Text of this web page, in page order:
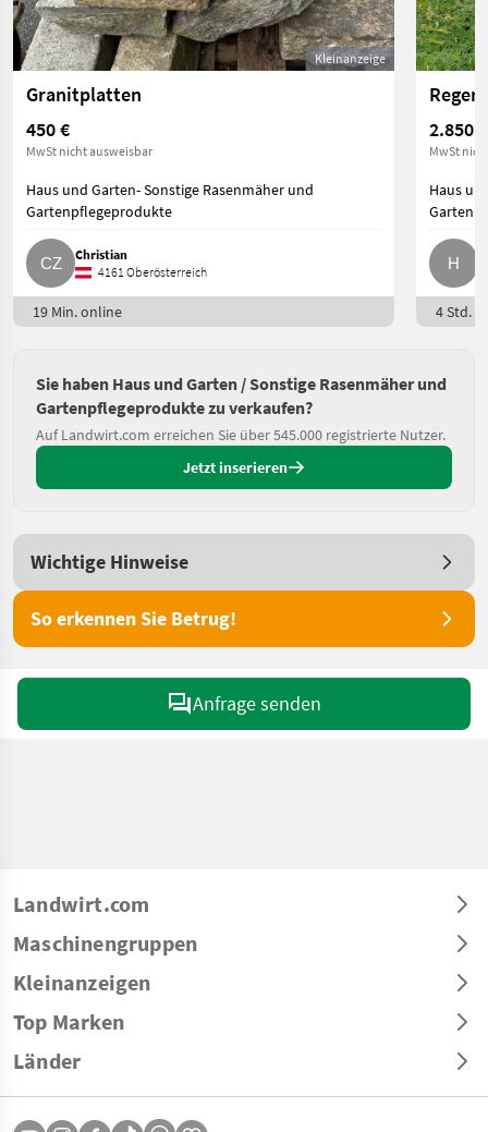
Kleinanzeige
Granitplatten
450 €
MwSt nicht ausweisbar
Haus und Garten- Sonstige Rasenmäher und
Gartenpflegeprodukte
Christian
4161 Oberösterreich
19 Min. online
2.850 €
MwSt
Haus
4 Std.
Sie haben Haus und Garten / Sonstige Rasenmäher und
Gartenpflegeprodukte zu verkaufen?
Auf Landwirt.com erreichen Sie über 545.000 registrierte Nutzer.
Jetzt inserieren
Wichtige Hinweise
So erkennen Sie Betrug!
Anfrage senden
Landwirt.com
Maschinengruppen
Kleinanzeigen
Top Marken
Länder